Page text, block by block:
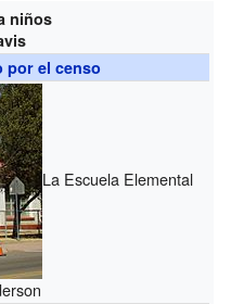
niños
por el censo
La Escuela Elemental